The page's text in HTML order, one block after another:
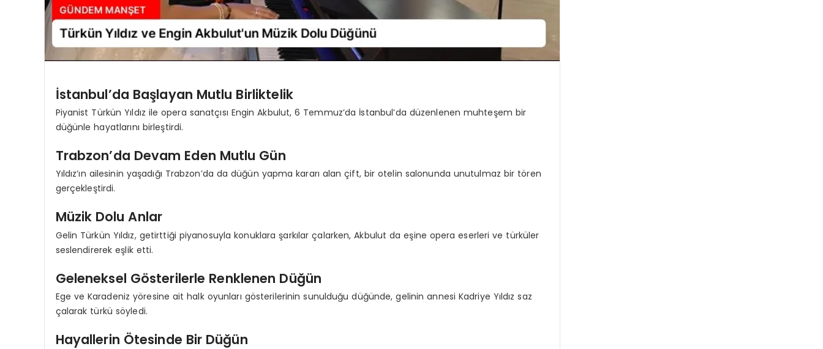
İstanbul’da Başlayan Mutlu Birliktelik
Piyanist Türkün Yıldız ile opera sanatçısı Engin Akbulut, 6 Temmuz’da İstanbul’da düzenlenen muhteşem bir
düğünle hayatlarını birleştirdi.
Trabzon’da Devam Eden Mutlu Gün
Yıldız’ın ailesinin yaşadığı Trabzon’da da düğün yapma kararı alan çift, bir otelin salonunda unutulmaz bir tören
gerçekleştirdi.
Müzik Dolu Anlar
Gelin Türkün Yıldız, getirttiği piyanosuyla konuklara şarkılar çalarken, Akbulut da eşine opera eserleri ve türküler
seslendirerek eşlik etti.
Geleneksel Gösterilerle Renklenen Düğün
Ege ve Karadeniz yöresine ait halk oyunları gösterilerinin sunulduğu düğünde, gelinin annesi Kadriye Yıldız saz
çalarak türkü söyledi.
Hayallerin Ötesinde Bir Düğün